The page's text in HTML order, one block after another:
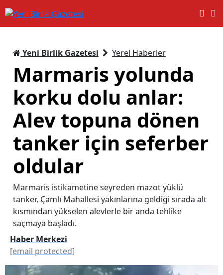
Yeni Birlik Gazetesi Yerel Haberler
Marmaris yolunda
korku dolu anlar:
Alev topuna dönen
tanker için seferber
oldular
Marmaris istikametine seyreden mazot yüklü
tanker, Çamlı Mahallesi yakınlarına geldiği sırada alt
kısmından yükselen alevlerle bir anda tehlike
saçmaya başladı.
Haber Merkezi
[email protected]